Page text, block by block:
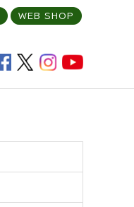
WEB SHOP